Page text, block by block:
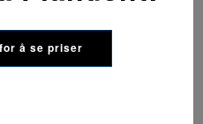
å se priser